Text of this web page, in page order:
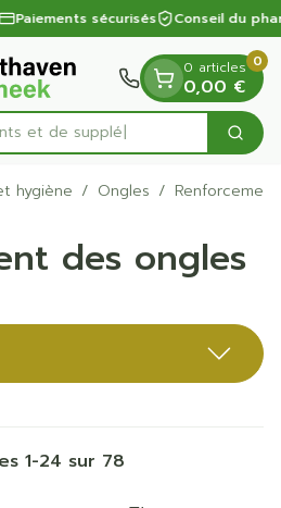
Paiements sécurisés Conseil du
0 articles
0,00 €
0
hygiène / Ongles /
des ongles
1-24 sur 78